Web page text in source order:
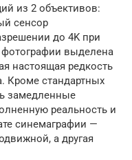
из 2 объективов:
сенсор
до 4K при
фотографии выделена
настоящая редкость
Кроме стандартных
замедленные
реальность и
синемаграфии —
а другая